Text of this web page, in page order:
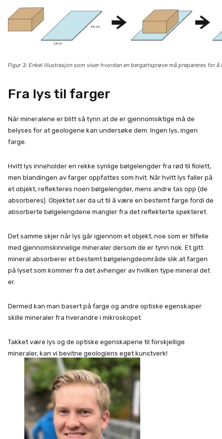
Figur 3: Enkel illustrasjon som viser hvordan en bergartsprøve må prepareres for
Fra lys til farger
Når mineralene er blitt så tynn at de er gjennomsiktige må de
belyses for at geologene kan undersøke dem. Ingen lys, ingen
farge.
Hvitt lys inneholder en rekke synlige bølgelengder fra rød til fiolett,
men blandingen av farger oppfattes som hvit. Når hvitt lys faller på
et objekt, reflekteres noen bølgelengder, mens andre tas opp (de
absorberes). Objektet ser da ut til å være en bestemt farge fordi de
absorberte bølgelengdene mangler fra det reflekterte spekteret.
Det samme skjer når lys går igjennom et objekt, noe som er tilfelle
med gjennomskinnelige mineraler dersom de er tynn nok. Et gitt
mineral absorberer et bestemt bølgelengdeområde slik at fargen
på lyset som kommer fra det avhenger av hvilken type mineral det
er.
Dermed kan man basert på farge og andre optiske egenskaper
skille mineraler fra hverandre i mikroskopet.
Takket være lys og de optiske egenskapene til forskjellige
mineraler, kan vi bevitne geologiens eget kunstverk!